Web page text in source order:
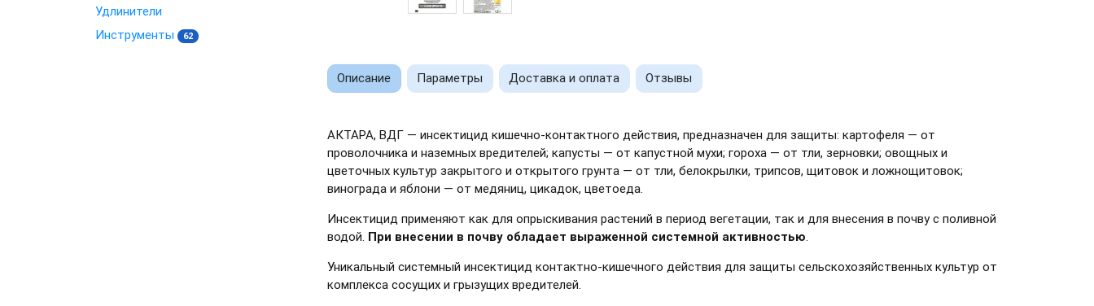
Описание Параметры Доставка и оплата Отзывы
АКТАРА, ВДГ — инсектицид кишечно-контактного действия, предназначен для защиты: картофеля — от
проволочника и наземных вредителей; капусты — от капустной мухи; гороха — от тли, зерновки; овощных и
цветочных культур закрытого и открытого грунта — от тли, белокрылки, трипсов, щитовок и ложнощитовок;
винограда и яблони — от медяниц, цикадок, цветоеда.
Инсектицид применяют как для опрыскивания растений в период вегетации, так и для внесения в почву с поливной
водой. При внесении в почву обладает выраженной системной активностью.
Уникальный системный инсектицид контактно-кишечного действия для защиты сельскохозяйственных культур от
комплекса сосущих и грызущих вредителей.
Удлинители
Инструменты
62